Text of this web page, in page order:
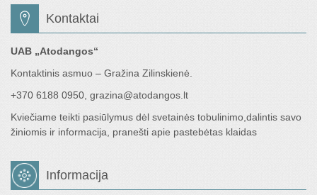
Kontaktai
UAB „Atodangos“
Kontaktinis asmuo – Gražina Zilinskienė.
+370 6188 0950, grazina@atodangos.lt
Kviečiame teikti pasiūlymus dėl svetainės tobulinimo,dalintis savo
žiniomis ir informacija, pranešti apie pastebėtas klaidas
Informacija